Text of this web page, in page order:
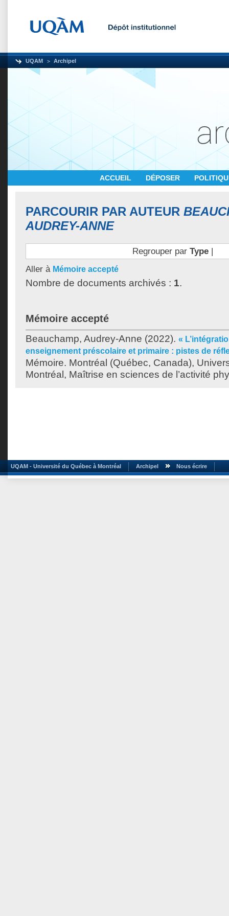
UQAM Archipel
ACCUEIL DÉPOSER
PARCOURIR PAR AUTEUR
AUDREY-ANNE
Regrouper par Type|
Aller à Mémoire accepté
Nombre de documents archivés : 1.
Mémoire accepté
Beauchamp, Audrey-Anne (2022). «
enseignement préscolaire et primaire : pistes de
Mémoire. Montréal (Québec, Canada),
Montréal, Maîtrise en sciences de l’activité
UQAM - Université du Québec à Montréal Archipel Nous écrire